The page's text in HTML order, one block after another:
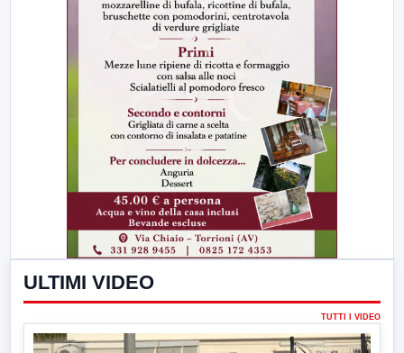
ULTIMI VIDEO
TUTTI I VIDEO